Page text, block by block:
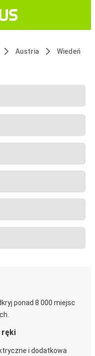
Austria Wiedeń
ponad 8 000 miejsc
ręki
i dodatkowa